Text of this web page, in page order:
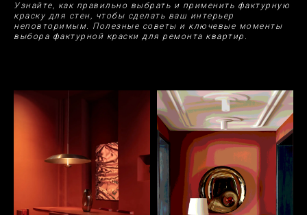
Узнайте, как правильно выбрать и применить фактурную
краску для стен, чтобы сделать ваш интерьер
неповторимым. Полезные советы и ключевые моменты
выбора фактурной краски для ремонта квартир.